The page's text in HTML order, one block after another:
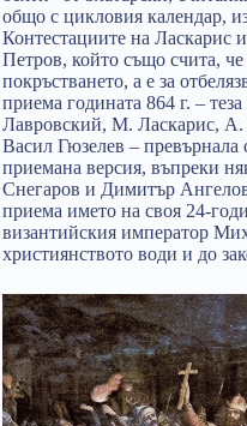
общо с цикловия календар,
Контестациите на Ласкарис
Петров, който също счита, че
покръстването, а е за
приема годината 864 г. –
Лавровский, М. Ласкарис,
Васил Гюзелев –
приемана версия, въпреки
Снегаров и Димитър
приема името на своя 24-
византийския император
християнството води и до